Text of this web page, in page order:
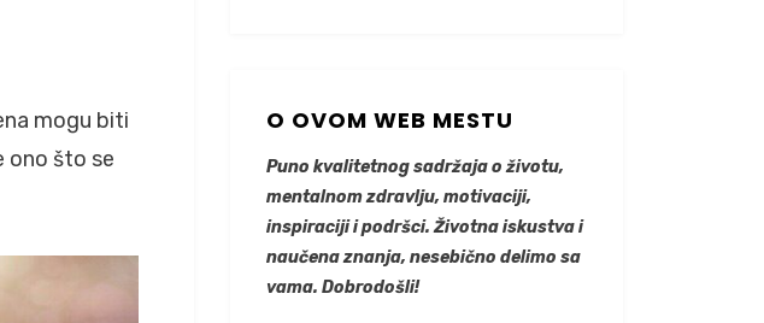
mogu biti
ono što se
O OVOM WEB MESTU
Puno kvalitetnog sadržaja o životu,
mentalnom zdravlju, motivaciji,
inspiraciji i podršci. Životna iskustva i
naučena znanja, nesebično delimo sa
vama. Dobrodošli!